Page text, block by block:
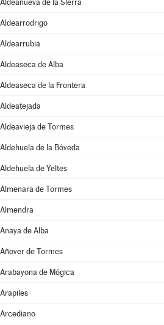
Aldeanueva de la Sierra
Aldearrodrigo
Aldearrubia
Aldeaseca de Alba
Aldeaseca de la Frontera
Aldeatejada
Aldeavieja de Tormes
Aldehuela de la Bóveda
Aldehuela de Yeltes
Almenara de Tormes
Almendra
Anaya de Alba
Añover de Tormes
Arabayona de Mógica
Arapiles
Arcediano